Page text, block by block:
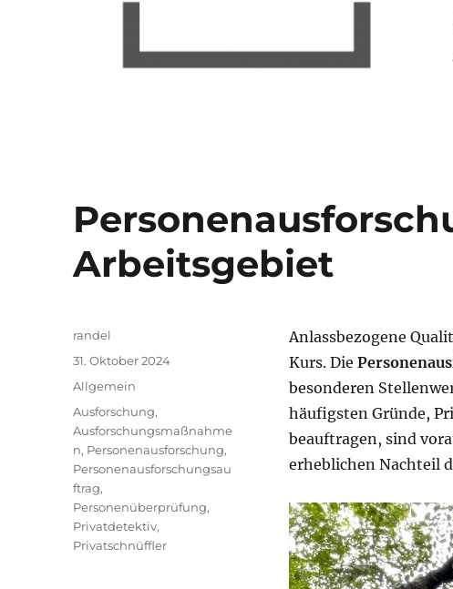
Arbeitsgebiet
Anlassbezogene
Kurs. Die
besonderen
häufigsten Gründe,
beauftragen, sind
erheblichen Nachteil
Autor
randel
Veröffentlicht
am
31. Oktober 2024
Kategorien
Allgemein
Schlagwörter
Ausforschung,
Ausforschungsmaßnahme
n, Personenausforschung,
Personenausforschungsau
ftrag,
Personenüberprüfung,
Privatdetektiv,
Privatschnüffler